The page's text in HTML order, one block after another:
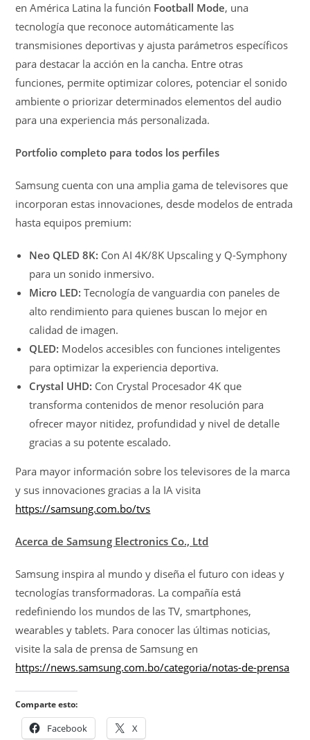
en América Latina la función Football Mode, una
tecnología que reconoce automáticamente las
transmisiones deportivas y ajusta parámetros específicos
para destacar la acción en la cancha. Entre otras
funciones, permite optimizar colores, potenciar el sonido
ambiente o priorizar determinados elementos del audio
para una experiencia más personalizada.
Portfolio completo para todos los perfiles
Samsung cuenta con una amplia gama de televisores que
incorporan estas innovaciones, desde modelos de entrada
hasta equipos premium:
Neo QLED 8K: Con AI 4K/8K Upscaling y Q-Symphony
para un sonido inmersivo.
Micro LED: Tecnología de vanguardia con paneles de
alto rendimiento para quienes buscan lo mejor en
calidad de imagen.
QLED: Modelos accesibles con funciones inteligentes
para optimizar la experiencia deportiva.
Crystal UHD: Con Crystal Procesador 4K que
transforma contenidos de menor resolución para
ofrecer mayor nitidez, profundidad y nivel de detalle
gracias a su potente escalado.
Para mayor información sobre los televisores de la marca
y sus innovaciones gracias a la IA visita
https://samsung.com.bo/tvs
Acerca de Samsung Electronics Co., Ltd
Samsung inspira al mundo y diseña el futuro con ideas y
tecnologías transformadoras. La compañía está
redefiniendo los mundos de las TV, smartphones,
wearables y tablets. Para conocer las últimas noticias,
visite la sala de prensa de Samsung en
https://news.samsung.com.bo/categoria/notas-de-prensa
Comparte esto:
Facebook X